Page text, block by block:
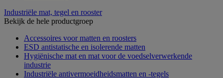
Industriële mat, tegel en rooster
Bekijk de hele productgroep
Accessoires voor matten en roosters
ESD antistatische en isolerende matten
Hygiënische mat en mat voor de voedselverwerkende
industrie
Industriële antivermoeidheidsmatten en -tegels